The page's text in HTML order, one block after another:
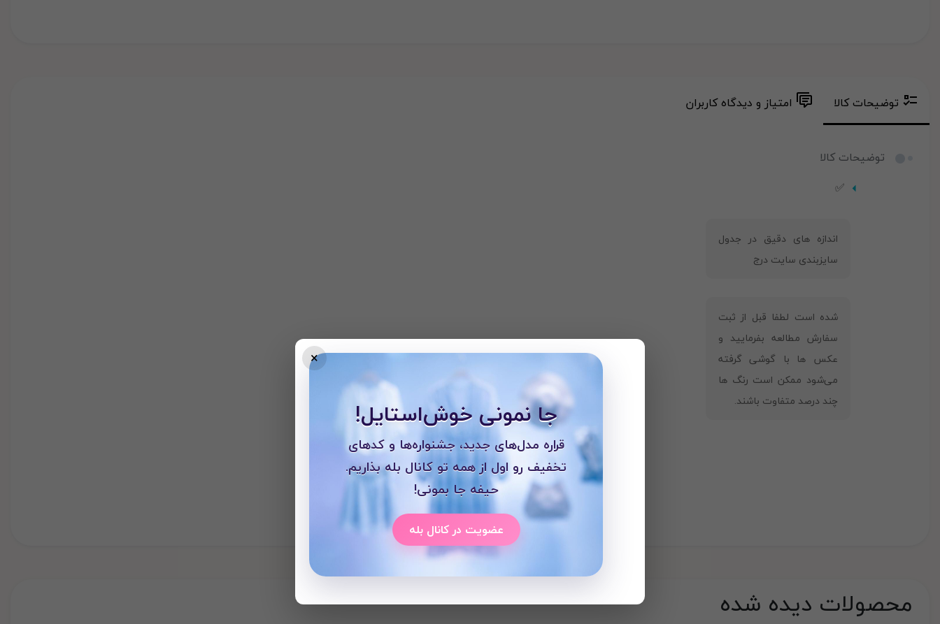
توضیحات کالا امتیاز و دیدگاه کاربران
توضیحات کالا
✅
‎اندازه های دقیق در جدول
سایزبندی سایت درج
شده است لطفا قبل از ثبت
سفارش مطالعه بفرمایید و
عکس ها با گوشی گرفته
می‌شود ممکن است رنگ ها
چند درصد متفاوت باشند.
محصولات دیده شده
×
جا نمونی خوش‌استایل!
قراره مدل‌های جدید، جشنواره‌ها و کدهای
تخفیف رو اول از همه تو کانال بله بذاریم.
حیفه جا بمونی!
عضویت در کانال بله